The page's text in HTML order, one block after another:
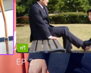
ฟรี
EP2